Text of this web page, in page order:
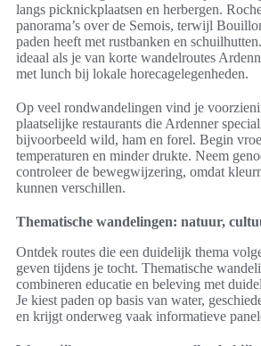
langs picknickplaatsen en herbergen.
panorama’s over de Semois, terwijl
paden heeft met rustbanken en
ideaal als je van korte wandelroutes
met lunch bij lokale horecagelegenheden.
Op veel rondwandelingen vind je
plaatselijke restaurants die Ardenner
bijvoorbeeld wild, ham en forel. Begin
temperaturen en minder drukte. Neem
controleer de bewegwijzering, omdat
kunnen verschillen.
Thematische wandelingen: natuur,
Ontdek routes die een duidelijk thema
geven tijdens je tocht. Thematische
combineren educatie en beleving met
Je kiest paden op basis van water,
en krijgt onderweg vaak informatieve